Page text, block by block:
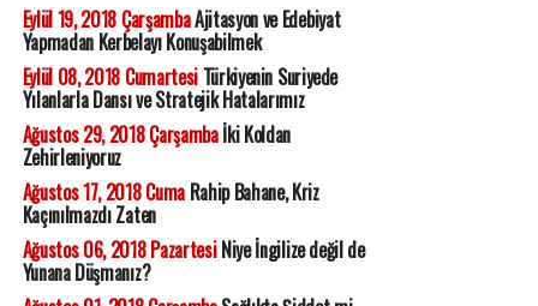
Eylül 19, 2018 ÇarşambaAjitasyon ve Edebiyat
Yapmadan Kerbelayı Konuşabilmek
Eylül 08, 2018 CumartesiTürkiyenin Suriyede
Yılanlarla Dansı ve Stratejik Hatalarımız
Ağustos 29, 2018 Çarşambaİki Koldan
Zehirleniyoruz
Ağustos 17, 2018 CumaRahip Bahane, Kriz
Kaçınılmazdı Zaten
Ağustos 06, 2018 PazartesiNiye İngilize değil de
Yunana Düşmanız?